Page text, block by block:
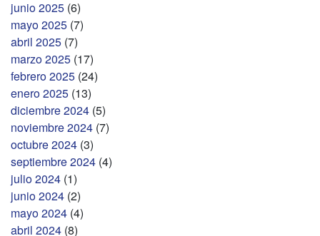
junio 2025 (6)
mayo 2025 (7)
abril 2025 (7)
marzo 2025 (17)
febrero 2025 (24)
enero 2025 (13)
diciembre 2024 (5)
noviembre 2024 (7)
octubre 2024 (3)
septiembre 2024 (4)
julio 2024 (1)
junio 2024 (2)
mayo 2024 (4)
abril 2024 (8)